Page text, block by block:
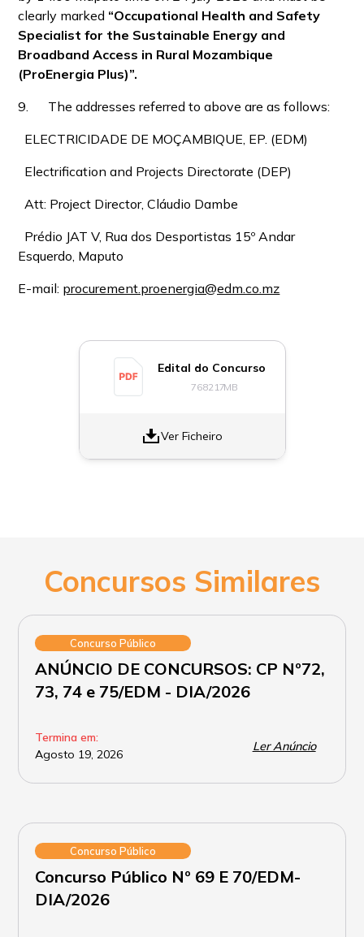
clearly marked “Occupational Health and Safety
Specialist for the Sustainable Energy and
Broadband Access in Rural Mozambique
(ProEnergia Plus)”.
9. The addresses referred to above are as follows:
ELECTRICIDADE DE MOÇAMBIQUE, EP. (EDM)
Electrification and Projects Directorate (DEP)
Att: Project Director, Cláudio Dambe
Prédio JAT V, Rua dos Desportistas 15º Andar
Esquerdo, Maputo
E-mail: procurement.proenergia@edm.co.mz
Edital do Concurso
768217MB
Ver Ficheiro
Concursos Similares
Concurso Público
ANÚNCIO DE CONCURSOS: CP Nº72,
73, 74 e 75/EDM - DIA/2026
Termina em:
Agosto 19, 2026
Ler Anúncio
Concurso Público
Concurso Público Nº 69 E 70/EDM-
DIA/2026